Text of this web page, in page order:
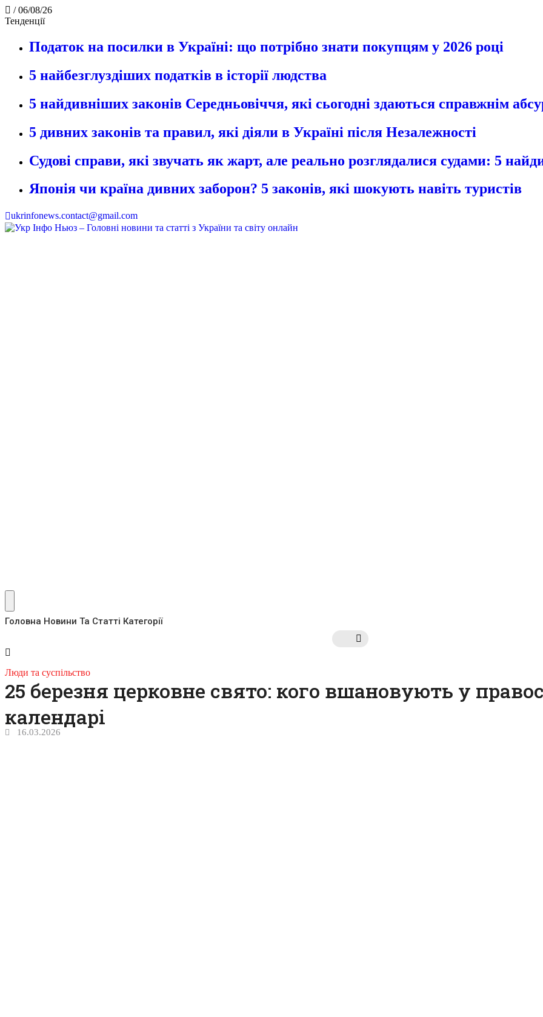
/ 06/08/26
Тенденції
Податок на посилки в Україні: що потрібно знати покупцям у 2026 році
5 найбезглуздіших податків в історії людства
5 найдивніших законів Середньовіччя, які сьогодні здаються справжнім
5 дивних законів та правил, які діяли в Україні після Незалежності
Судові справи, які звучать як жарт, але реально розглядалися судами: 5
Японія чи країна дивних заборон? 5 законів, які шокують навіть туристів
ukrinfonews.contact@gmail.com
Головна Новини Та Статті Категорії
Люди та суспільство
25 березня церковне свято: кого вшановують у
календарі
16.03.2026